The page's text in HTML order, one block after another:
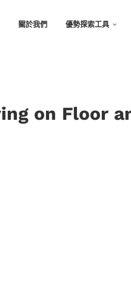
關於我們 優勢探索工具
on Floor